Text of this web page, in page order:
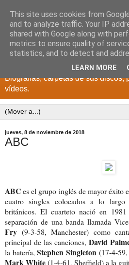
DISCOS PARA
RECUERDO
CANTANTES Y GRUPOS DE LOS
Biografías, carpetas de sus discos,
vídeos.
jueves, 8 de noviembre de 2018
ABC
ABCes el grupo inglés de mayor éxito
cuatro singles colocados a lo
británicos. El cuarteto nació en
separación de una banda llamada
Fry (9-3-58, Manchester) como
principal de las canciones, David
la batería,Stephen Singleton (17-4-
Mark White(1-4-61, Sheffield) a la
This site uses cookies from
and to analyze traffic. Your IP
shared with Google along with
metrics to ensure quality of
statistics, and to detect and
LEARN MORE